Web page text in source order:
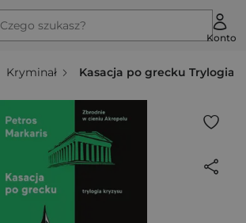
Czego szukasz?
Konto
Kryminał Kasacja po grecku Trylogia